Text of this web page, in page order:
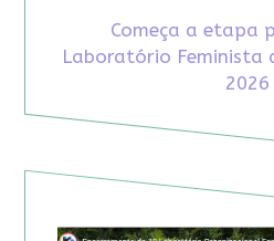
Começa a etapa
Laboratório Feminista
2026